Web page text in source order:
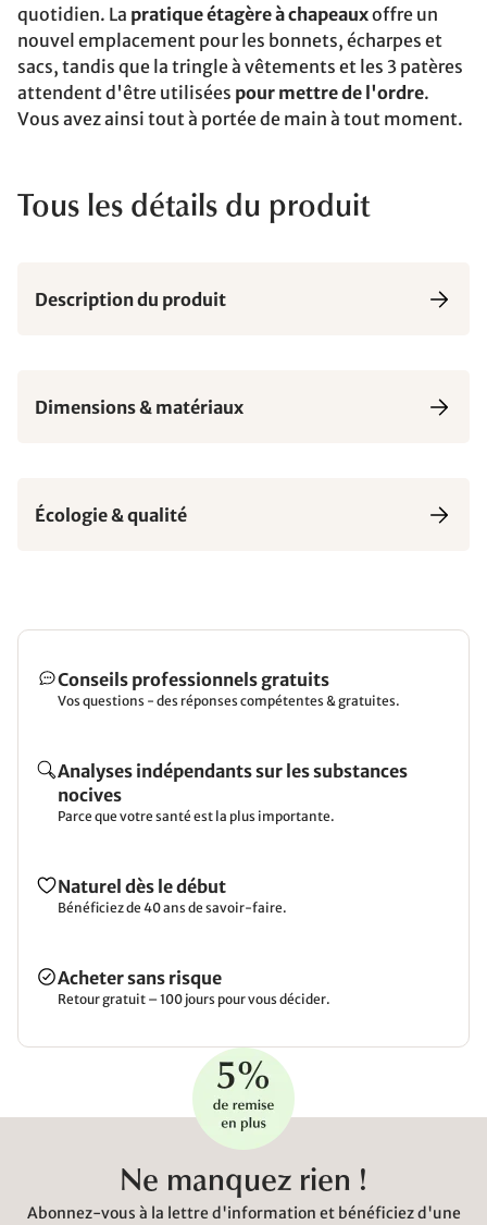
quotidien. La pratique étagère à chapeauxoffre un
nouvel emplacement pour les bonnets, écharpes et
sacs, tandis que la tringle à vêtements et les 3 patères
attendent d'être utilisées pour mettre de l'ordre.
Vous avez ainsi tout à portée de main à tout moment.
Tous les détails du produit
Description du produit
Dimensions & matériaux
Écologie & qualité
Conseils professionnels gratuits
Vos questions - des réponses compétentes & gratuites.
Analyses indépendants sur les substances
nocives
Parce que votre santé est la plus importante.
Naturel dès le début
Bénéficiez de 40 ans de savoir-faire.
Acheter sans risque
Retour gratuit – 100 jours pour vous décider.
Ne manquez rien !
Abonnez-vous à la lettre d'information et bénéficiez d'une